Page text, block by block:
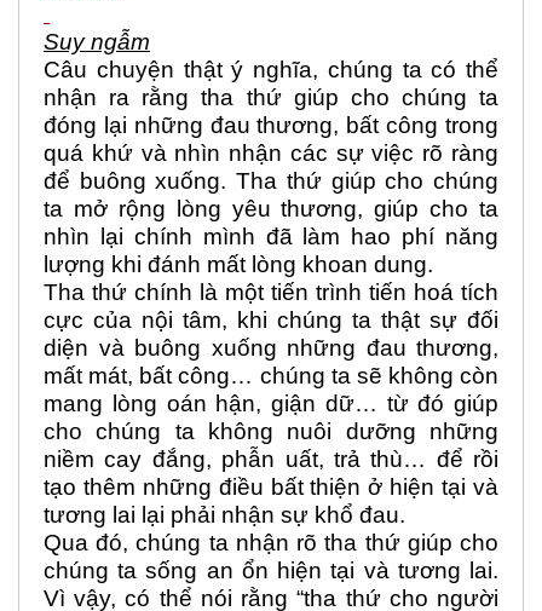
Suy ngẫm
Câu chuyện thật ý nghĩa, chúng ta có thể
nhận ra rằng tha thứ giúp cho chúng ta
đóng lại những đau thương, bất công trong
quá khứ và nhìn nhận các sự việc rõ ràng
để buông xuống. Tha thứ giúp cho chúng
ta mở rộng lòng yêu thương, giúp cho ta
nhìn lại chính mình đã làm hao phí năng
lượng khi đánh mất lòng khoan dung.
Tha thứ chính là một tiến trình tiến hoá tích
cực của nội tâm, khi chúng ta thật sự đối
diện và buông xuống những đau thương,
mất mát, bất công… chúng ta sẽ không còn
mang lòng oán hận, giận dữ… từ đó giúp
cho chúng ta không nuôi dưỡng những
niềm cay đắng, phẫn uất, trả thù… để rồi
tạo thêm những điều bất thiện ở hiện tại và
tương lai lại phải nhận sự khổ đau.
Qua đó, chúng ta nhận rõ tha thứ giúp cho
chúng ta sống an ổn hiện tại và tương lai.
Vì vậy, có thể nói rằng “tha thứ cho người